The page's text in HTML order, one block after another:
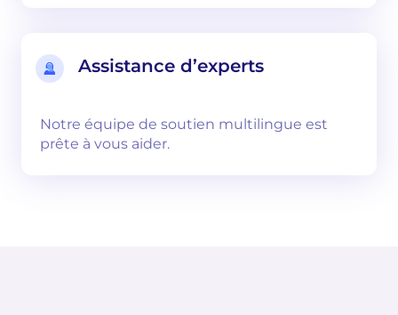
Assistance d’experts
Notre équipe de soutien multilingue est
prête à vous aider.